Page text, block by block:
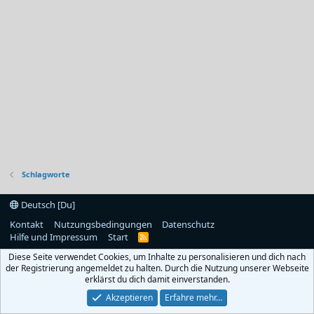
Schlagworte
Deutsch [Du]
Kontakt
Nutzungsbedingungen
Datenschutz
Hilfe und Impressum
Start
R
S
Diese Seite verwendet Cookies, um Inhalte zu personalisieren und dich nach
der Registrierung angemeldet zu halten. Durch die Nutzung unserer Webseite
erklärst du dich damit einverstanden.
Akzeptieren
Erfahre mehr…